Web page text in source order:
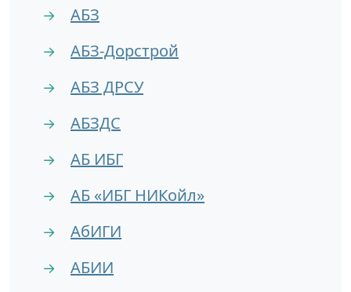
→ АБЗ
→ АБЗ-Дорстрой
→ АБЗ ДРСУ
→ АБЗДС
→ АБ ИБГ
→ АБ «ИБГ НИКойл»
→ АбИГИ
→ АБИИ